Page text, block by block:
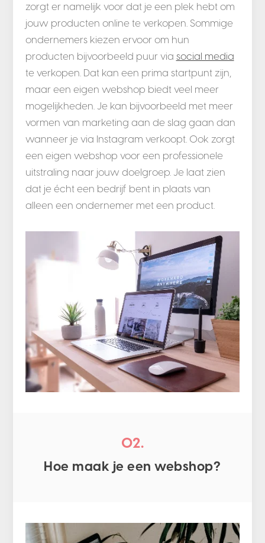
zorgt er namelijk voor dat je een plek hebt om
jouw producten online te verkopen. Sommige
ondernemers kiezen ervoor om hun
producten bijvoorbeeld puur via social media
te verkopen. Dat kan een prima startpunt zijn,
maar een eigen webshop biedt veel meer
mogelijkheden. Je kan bijvoorbeeld met meer
vormen van marketing aan de slag gaan dan
wanneer je via Instagram verkoopt. Ook zorgt
een eigen webshop voor een professionele
uitstraling naar jouw doelgroep. Je laat zien
dat je écht een bedrijf bent in plaats van
alleen een ondernemer met een product.
02.
Hoe maak je een webshop?